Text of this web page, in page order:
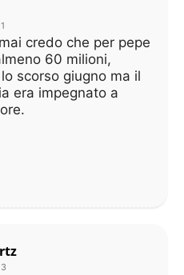
credo che per pepe
60 milioni,
scorso giugno ma il
era impegnato a